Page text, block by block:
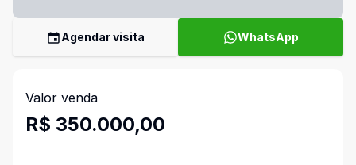
Agendar visita WhatsApp
Valor venda
R$ 350.000,00